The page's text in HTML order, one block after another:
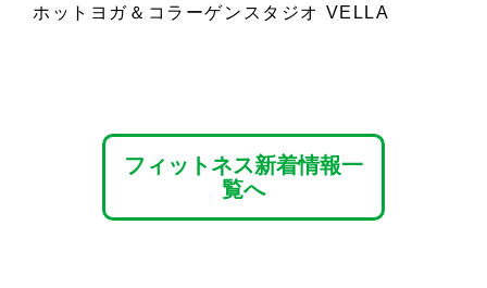
ホットヨガ＆コラーゲンスタジオ VELLA
フィットネス新着情報一
覧へ